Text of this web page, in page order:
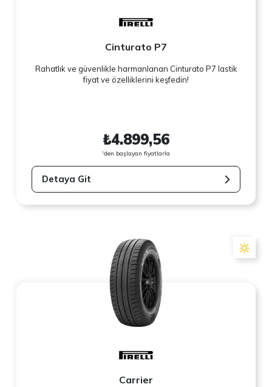
Cinturato P7
Rahatlık ve güvenlikle harmanlanan Cinturato P7 lastik
fiyat ve özelliklerini keşfedin!
₺4.899,56
'den başlayan fiyatlarla
Detaya Git
Carrier